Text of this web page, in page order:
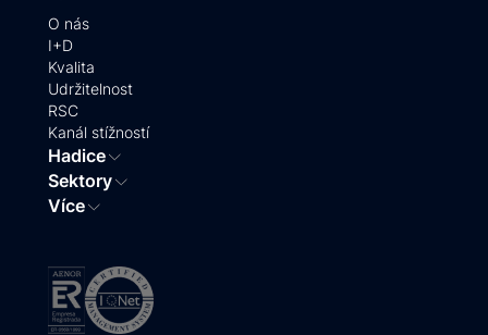
O nás
I+D
Kvalita
Udržitelnost
RSC
Kanál stížností
Hadice
Sektory
Více